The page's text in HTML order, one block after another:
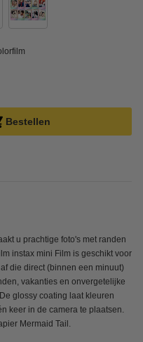
Bestellen
u prachtige foto's met randen
instax mini Film is geschikt voor
die direct (binnen een minuut)
vakanties en onvergetelijke
glossy coating laat kleuren
keer in de camera te plaatsen.
Mermaid Tail.